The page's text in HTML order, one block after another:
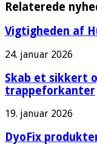
Relaterede
Vigtigheden af
24. januar 2026
Skab et sikkert
trappeforkanter
19. januar 2026
DyoFix